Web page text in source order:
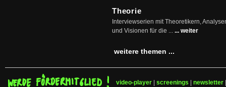
Theorie
Interviewserien mit Theoretikern,
und Visionen für die ... ... weiter
weitere themen ...
video-player screenings newsletter